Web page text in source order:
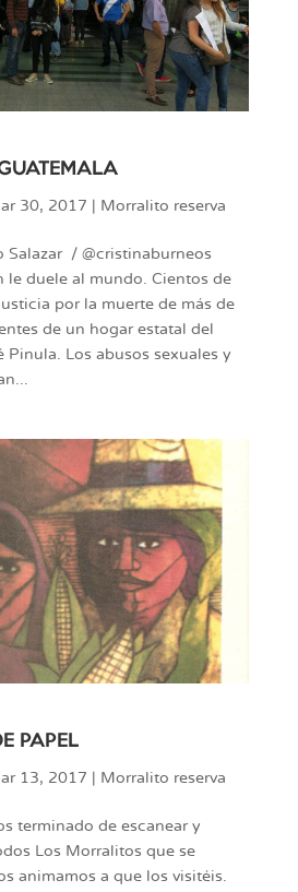
30, 2017 Morralito reserva
Salazar / @cristinaburneos
le duele al mundo. Cientos de
por la muerte de más de
de un hogar estatal del
Pinula. Los abusos sexuales y
PAPEL
13, 2017 Morralito reserva
terminado de escanear y
Los Morralitos que se
animamos a que los visitéis.